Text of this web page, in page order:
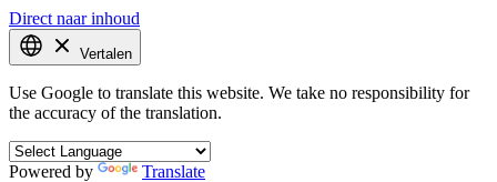
Direct naar inhoud
Vertalen
Use Google to translate this website. We take no responsibility for
the accuracy of the translation.
Powered by
Translate